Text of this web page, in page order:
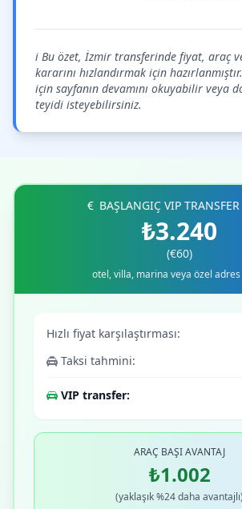
ℹ️ Bu özet, İzmir transferinde fiyat, araç
kararını hızlandırmak için
için sayfanın devamını okuyabilir veya
teyidi isteyebilirsiniz.
BAŞLANGIÇ VIP
₺3.240
(€60)
otel, villa, marina veya özel adres
Hızlı fiyat karşılaştırması:
Taksi tahmini:
VIP transfer:
ARAÇ BAŞI AVANTAJ
₺1.002
(yaklaşık %24 daha avantajlı)